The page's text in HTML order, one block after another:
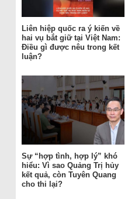
Liên hiệp quốc ra ý kiến về
hai vụ bắt giữ tại Việt Nam:
Điều gì được nêu trong kết
luận?
Sự “hợp tình, hợp lý” khó
hiểu: Vì sao Quảng Trị hủy
kết quả, còn Tuyên Quang
cho thi lại?